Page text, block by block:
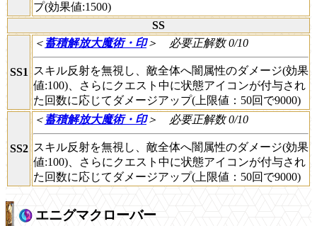
プ(効果値:1500)
SS
SS1
＜ 蓄積解放大魔術・印＞ 必要正解数 0/10
スキル反射を無視し、敵全体へ闇属性のダメージ(効果
値:100)、さらにクエスト中に状態アイコンが付与され
た回数に応じてダメージアップ(上限値：50回で9000)
SS2
＜ 蓄積解放大魔術・印＞ 必要正解数 0/10
スキル反射を無視し、敵全体へ闇属性のダメージ(効果
値:100)、さらにクエスト中に状態アイコンが付与され
た回数に応じてダメージアップ(上限値：50回で9000)
エニグマクローバー